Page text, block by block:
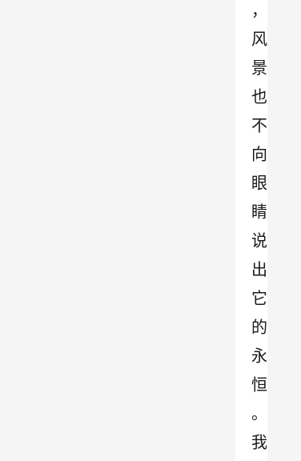
，
风
景
也
不
向
眼
睛
说
出
它
的
永
恒
。
我